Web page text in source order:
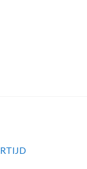
Marker 6mm On